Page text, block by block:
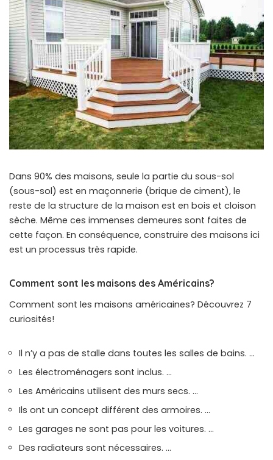
Dans 90% des maisons, seule la partie du sous-sol
(sous-sol) est en maçonnerie (brique de ciment), le
reste de la structure de la maison est en bois et cloison
sèche. Même ces immenses demeures sont faites de
cette façon. En conséquence, construire des maisons ici
est un processus très rapide.
Comment sont les maisons des Américains?
Comment sont les maisons américaines? Découvrez 7
curiosités!
Il n’y a pas de stalle dans toutes les salles de bains. …
Les électroménagers sont inclus. …
Les Américains utilisent des murs secs. …
Ils ont un concept différent des armoires. …
Les garages ne sont pas pour les voitures. …
Des radiateurs sont nécessaires. …